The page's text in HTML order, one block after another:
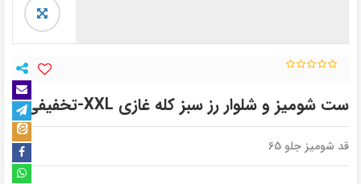
ست شومیز و شلوار رز سبز کله غازی XXL-تخفیفی
قد شومیز جلو 65